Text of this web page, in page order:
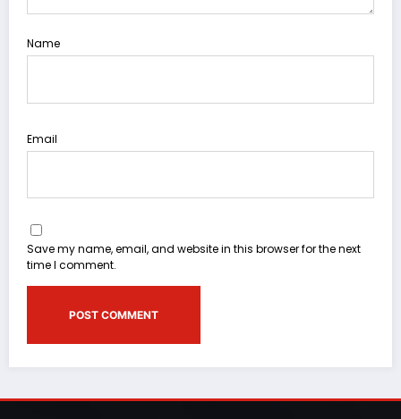
Name
Email
Save my name, email, and website in this browser for the next
time I comment.